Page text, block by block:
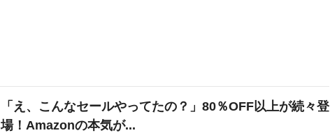
「え、こんなセールやってたの？」80％OFF以上が続々登
場！Amazonの本気が...